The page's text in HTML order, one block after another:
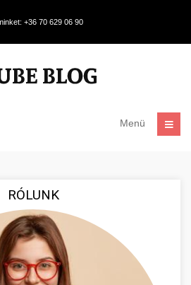
+36 70 629 06 90
Menü
RÓLUNK